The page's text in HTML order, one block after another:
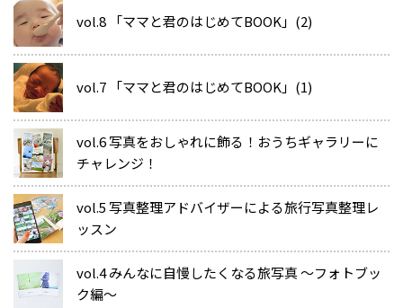
vol.8 「ママと君のはじめてBOOK」(2)
vol.7 「ママと君のはじめてBOOK」(1)
vol.6 写真をおしゃれに飾る！おうちギャラリーに
チャレンジ！
vol.5 写真整理アドバイザーによる旅行写真整理レ
ッスン
vol.4 みんなに自慢したくなる旅写真 ～フォトブッ
ク編～